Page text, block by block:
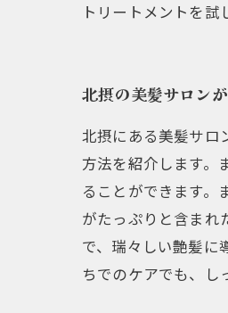
トリートメントを試
北摂の美髪サロン
北摂にある美髪サロ
方法を紹介します。
ることができます。
がたっぷりと含まれ
で、瑞々しい艶髪に
ちでのケアでも、し